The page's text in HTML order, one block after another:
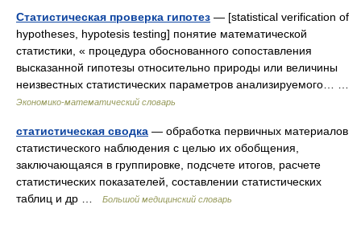
Статистическая проверка гипотез — [statistical verification of
hypotheses, hypotesis testing] понятие математической
статистики, « процедура обоснованного сопоставления
высказанной гипотезы относительно природы или величины
неизвестных статистических па­раметров анализируемого… …
Экономико-математический словарь
статистическая сводка — обработка первичных материалов
статистического наблюдения с целью их обобщения,
заключающаяся в группировке, подсчете итогов, расчете
статистических показателей, составлении статистических
таблиц и др …
Большой медицинский словарь